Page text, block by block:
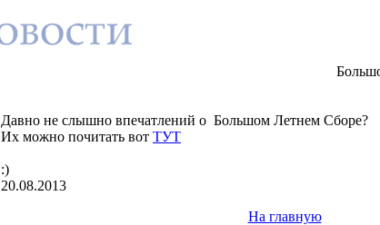
Давно не слышно впечатлений о Большом Летнем Сборе?
Их можно почитать вот ТУТ
:)
20.08.2013
На главную